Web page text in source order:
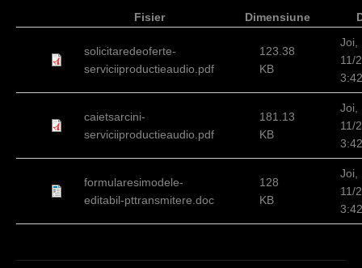
Fisier Dimensiune
solicitaredeoferte-
serviciiproductieaudio.pdf
123.38
KB
Joi,
11/
caietsarcini-
serviciiproductieaudio.pdf
181.13
KB
Joi,
11/
formularesimodele-
editabil-pttransmitere.doc
128
KB
Joi,
11/